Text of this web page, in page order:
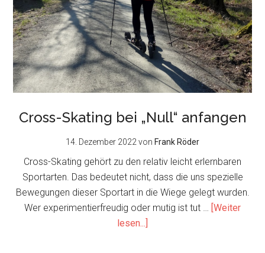
Cross-Skating bei „Null“ anfangen
14. Dezember 2022von Frank Röder
Cross-Skating gehört zu den relativ leicht erlernbaren
Sportarten. Das bedeutet nicht, dass die uns spezielle
Bewegungen dieser Sportart in die Wiege gelegt wurden.
Wer experimentierfreudig oder mutig ist tut … [Weiter
lesen...]